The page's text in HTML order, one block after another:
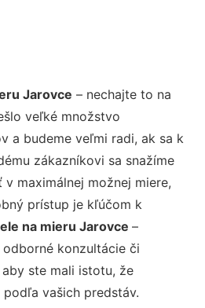
Jarovce – nechajte to na
veľké množstvo
a budeme veľmi radi, ak sa k
zákazníkovi sa snažíme
maximálnej možnej miere,
prístup je kľúčom k
na mieru Jarovce –
konzultácie či
ste mali istotu, že
vašich predstáv.